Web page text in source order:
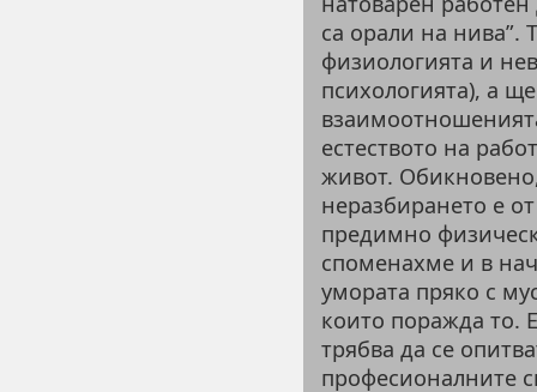
са орали на нива”.
физиологията и
психологията), а
естеството на
живот.
неразбирането е
предимно
споменахме и в
умората пряко с
които поражда то.
трябва да се
професионалните